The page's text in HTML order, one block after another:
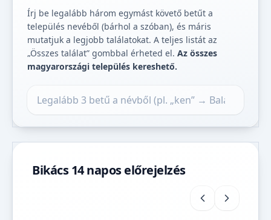
Írj be legalább három egymást követő betűt a
település nevéből (bárhol a szóban), és máris
mutatjuk a legjobb találatokat. A teljes listát az
„Összes találat” gombbal érheted el. Az összes
magyarországi település kereshető.
Bikács 14 napos előrejelzés